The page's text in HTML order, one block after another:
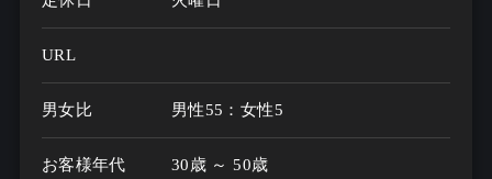
URL
男女比 男性55：女性5
お客様年代 30歳 ～ 50歳